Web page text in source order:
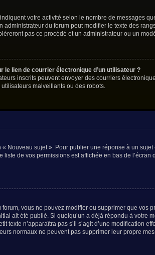
votre activité selon le nombre de messages
du forum peut modifier le texte des
pas ce procédé et un administrateur ou un
le lien de courrier électronique d’un utilisateur ?
inscrits peuvent envoyer des courriers
malveillants ou des robots.
Nouveau sujet ». Pour publier une réponse à un
de vos permissions est affichée en bas de
vous ne pouvez modifier ou supprimer que vos
ait été publié. Si quelqu’un a déjà répondu à votre
texte n’apparaîtra pas s’il s’agit d’une
normaux ne peuvent pas supprimer leur propre